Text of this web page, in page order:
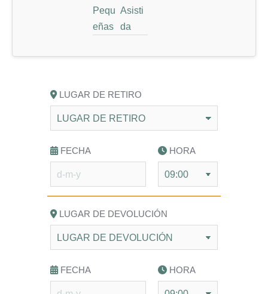
Pequ
eñas
Asisti
da
LUGAR DE RETIRO
FECHA HORA
LUGAR DE DEVOLUCIÓN
FECHA HORA